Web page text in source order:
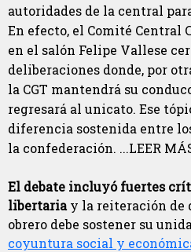
autoridades de la central
En efecto, el Comité Central
en el salón Felipe Vallese
deliberaciones donde, por
la CGT mantendrá su
regresará al unicato. Ese
diferencia sostenida entre
la confederación. ...LEER
El debate incluyó fuertes
libertariay la reiteración de
obrero debe sostener su
coyuntura social y